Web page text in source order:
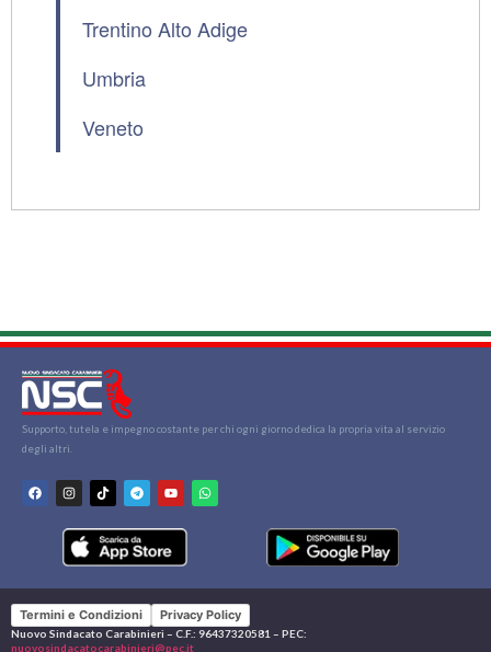
Trentino Alto Adige
Umbria
Veneto
Supporto, tutela e impegno costante per chi ogni giorno dedica la propria vita al servizio
degli altri.
Termini e Condizioni Privacy Policy
Nuovo Sindacato Carabinieri – C.F.: 96437320581 – PEC:
nuovosindacatocarabinieri@pec.it